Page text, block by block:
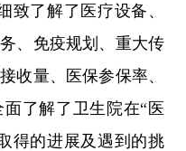
致了解了医疗设备、
、免疫规划、重大传
收量、医保参保率、
了解了卫生院在“医
得的进展及遇到的挑